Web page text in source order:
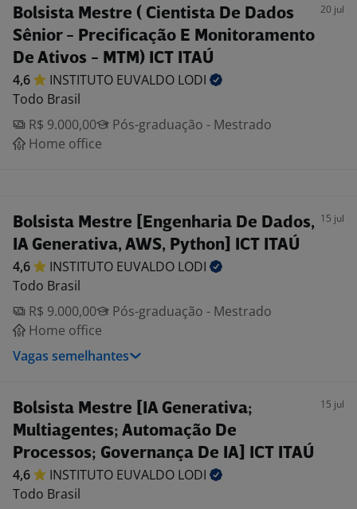
Bolsista Mestre ( Cientista De Dados
Sênior - Precificação E Monitoramento
De Ativos - MTM) ICT ITAÚ
20 jul
4,6 INSTITUTO EUVALDO LODI
Todo Brasil
R$ 9.000,00
Pós-graduação - Mestrado
Home office
Bolsista Mestre [Engenharia De Dados,
IA Generativa, AWS, Python] ICT ITAÚ
15 jul
4,6 INSTITUTO EUVALDO LODI
Todo Brasil
R$ 9.000,00
Pós-graduação - Mestrado
Home office
Vagas semelhantes
Bolsista Mestre [IA Generativa;
Multiagentes; Automação De
Processos; Governança De IA] ICT ITAÚ
15 jul
4,6 INSTITUTO EUVALDO LODI
Todo Brasil